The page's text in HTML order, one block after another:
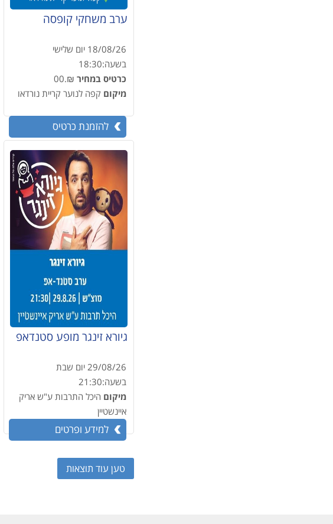
ערב משחקי קופסה
18/08/26 יום שלישי
בשעה:18:30
כרטיס במחיר ₪.00
מיקום קפה לנוער קריית נורדאו
להזמנת כרטיס
גיורא זינגר מופע סטנדאפ
29/08/26 יום שבת
בשעה:21:30
מיקום היכל התרבות ע"ש אריק
איינשטיין
למידע ופרטים
טען עוד תוצאות